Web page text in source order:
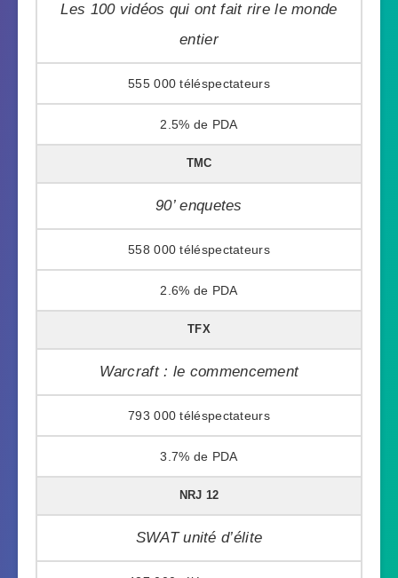
Les 100 vidéos qui ont fait rire le monde
entier
555 000
2.5%
TMC
90’ enquetes
558 000
2.6%
TFX
Warcraft : le commencement
793 000
3.7%
NRJ 12
SWAT unité d’élite